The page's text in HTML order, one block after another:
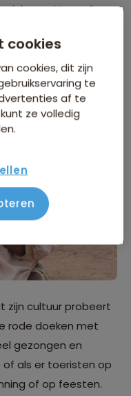
zich mooi te maken.
vallen.
zijn cultuur probeert
rode doeken met
gezongen en
als er toeristen op
of op feesten.
cookies
cookies, dit zijn
te
af te
ze volledig